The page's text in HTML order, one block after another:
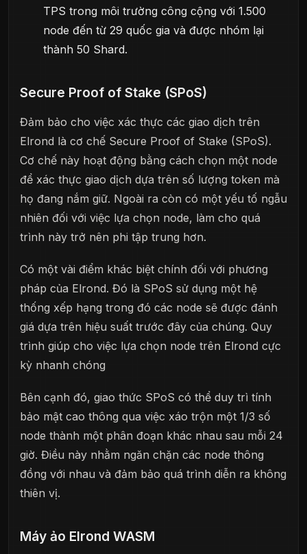
TPS trong môi trường công cộng với 1.500
node đến từ 29 quốc gia và được nhóm lại
thành 50 Shard.
Secure Proof of Stake (SPoS)
Đảm bảo cho việc xác thực các giao dịch trên
Elrond là cơ chế Secure Proof of Stake (SPoS).
Cơ chế này hoạt động bằng cách chọn một node
để xác thực giao dịch dựa trên số lượng token mà
họ đang nắm giữ. Ngoài ra còn có một yếu tố ngẫu
nhiên đối với việc lựa chọn node, làm cho quá
trình này trở nên phi tập trung hơn.
Có một vài điểm khác biệt chính đối với phương
pháp của Elrond. Đó là SPoS sử dụng một hệ
thống xếp hạng trong đó các node sẽ được đánh
giá dựa trên hiệu suất trước đây của chúng. Quy
trình giúp cho việc lựa chọn node trên Elrond cực
kỳ nhanh chóng
Bên cạnh đó, giao thức SPoS có thể duy trì tính
bảo mật cao thông qua việc xáo trộn một 1/3 số
node thành một phân đoạn khác nhau sau mỗi 24
giờ. Điều này nhằm ngăn chặn các node thông
đồng với nhau và đảm bảo quá trình diễn ra không
thiên vị.
Máy ảo Elrond WASM